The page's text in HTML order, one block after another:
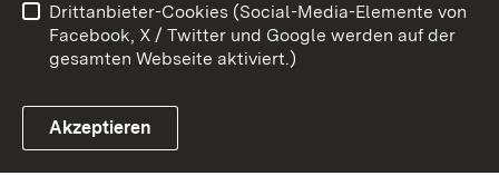
Link zum Landesportal
Impressum
Cookies
Drittanbieter-Cookies (Social-Media-Elemente von
Facebook, X / Twitter und Google werden auf der
gesamten Webseite aktiviert.)
Akzeptieren